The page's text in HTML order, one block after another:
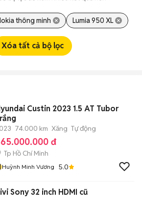
thông minh Lumia 950 XL
Xóa tất cả bộ lọc
Custin 2023 1.5 AT Tubor
74.000 km Xăng Tự động
đ
Tp Hồ Chí Minh
Huỳnh Minh Vương 5.0
Sony 32 inch HDMI cũ